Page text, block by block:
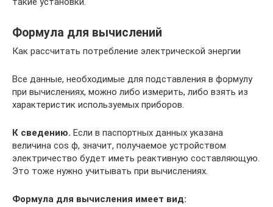
Формула для вычислений
Как рассчитать потребление электрической энергии
Все данные, необходимые для подставления в формулу
при вычислениях, можно либо измерить, либо взять из
характеристик используемых приборов.
К сведению. Если в паспортных данных указана
величина cos ϕ, значит, получаемое устройством
электричество будет иметь реактивную составляющую.
Это тоже нужно учитывать при вычислениях.
Формула для вычисления имеет вид: